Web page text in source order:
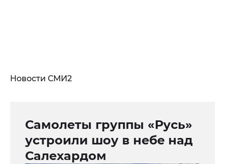
Новости СМИ2
Самолеты группы «Русь»
устроили шоу в небе над
Салехардом